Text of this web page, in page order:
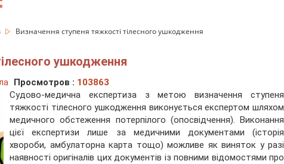
Визначення ступеня тяжкості тілесного ушкодження
ушкодження
Просмотров : 103863
Судово-медична експертиза з метою визначення ступеня
тяжкості тілесного ушкодження виконується експертом шляхом
медичного обстеження потерпілого (опосвідчення). Виконання
цієї експертизи лише за медичними документами (історія
хвороби, амбулаторна карта тощо) можливе як виняток у разі
наявності оригіналів цих документів із повними відомостями про